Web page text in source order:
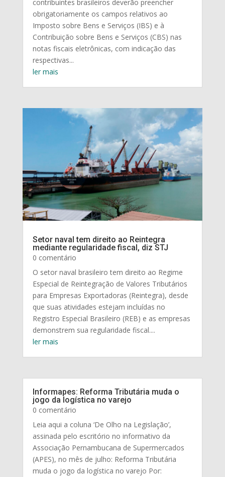
contribuintes brasileiros deverão preencher
obrigatoriamente os campos relativos ao
Imposto sobre Bens e Serviços (IBS) e à
Contribuição sobre Bens e Serviços (CBS) nas
notas fiscais eletrônicas, com indicação das
respectivas...
ler mais
Setor naval tem direito ao Reintegra
mediante regularidade fiscal, diz STJ
0 comentário
O setor naval brasileiro tem direito ao Regime
Especial de Reintegração de Valores Tributários
para Empresas Exportadoras (Reintegra), desde
que suas atividades estejam incluídas no
Registro Especial Brasileiro (REB) e as empresas
demonstrem sua regularidade fiscal....
ler mais
Informapes: Reforma Tributária muda o
jogo da logística no varejo
0 comentário
Leia aqui a coluna ‘De Olho na Legislação’,
assinada pelo escritório no informativo da
Associação Pernambucana de Supermercados
(APES), no mês de julho: Reforma Tributária
muda o jogo da logística no varejo Por: